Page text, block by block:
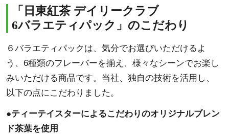
「日東紅茶 デイリークラブ
6バラエティパック」のこだわり
６バラエティパックは、気分でお選びいただけるよ
う、6種類のフレーバーを揃え、様々なシーンでお楽し
みいただける商品です。当社、独自の技術を活用し、
以下の点にこだわりました。
●ティーテイスターによるこだわりのオリジナルブレン
ド茶葉を使用